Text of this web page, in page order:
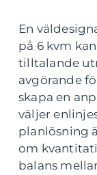
En
på 6 kvm
tilltalande
avgörande
skapa en
väljer
planlösning
om
balans